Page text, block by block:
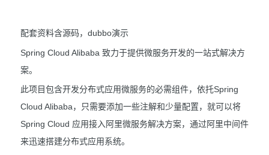
配套资料含源码，dubbo演示
Spring Cloud Alibaba 致力于提供微服务开发的一站式解决方
案。
此项目包含开发分布式应用微服务的必需组件，依托Spring
Cloud Alibaba，只需要添加一些注解和少量配置，就可以将
Spring Cloud 应用接入阿里微服务解决方案，通过阿里中间件
来迅速搭建分布式应用系统。